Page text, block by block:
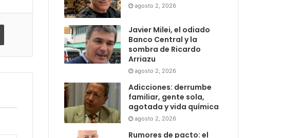
Print
agosto 2, 2026
Javier Milei, el odiado
Banco Central y la
sombra de Ricardo
Arriazu
agosto 2, 2026
Adicciones: derrumbe
familiar, gente sola,
agotada y vida química
agosto 2, 2026
Rumores de pacto: el